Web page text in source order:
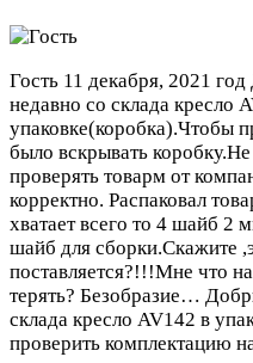
Гость 11 декабря, 2021 год
недавно со склада кресло
упаковке(коробка).Чтобы
было вскрывать
проверять товарм от
корректно. Распаковал
хватает всего то 4 шайб 2
шайб для сборки.Скажите
поставляется?!!!Мне что
терять? Безобразие…
склада кресло AV142 в
проверить комплектацию